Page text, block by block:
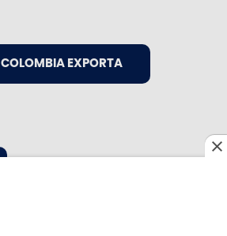
COLOMBIA EXPORTA